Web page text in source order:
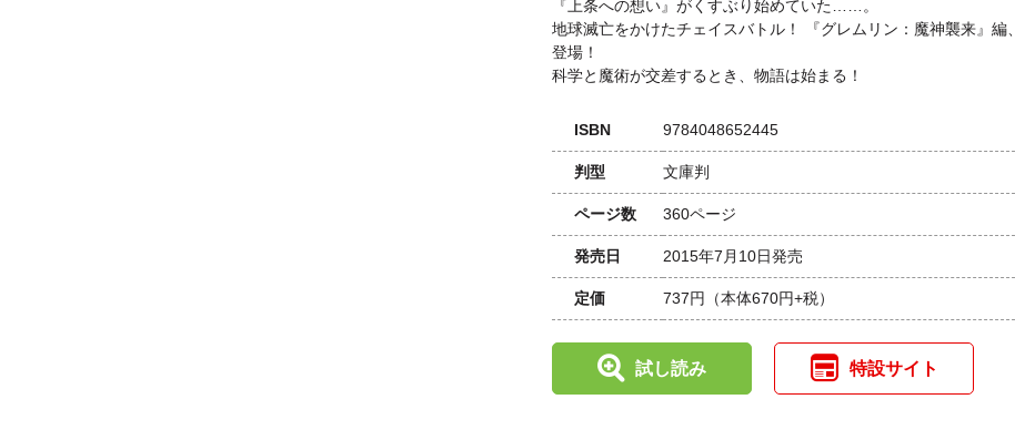
『上条への想い』がくすぶり始めていた……。
地球滅亡をかけたチェイスバトル！ 『グレムリン：魔神襲来』編、
登場！
科学と魔術が交差するとき、物語は始まる！
ISBN 9784048652445
判型 文庫判
ページ数 360ページ
発売日 2015年7月10日発売
定価 737円 （本体670円+税）
試し読み 特設サイト